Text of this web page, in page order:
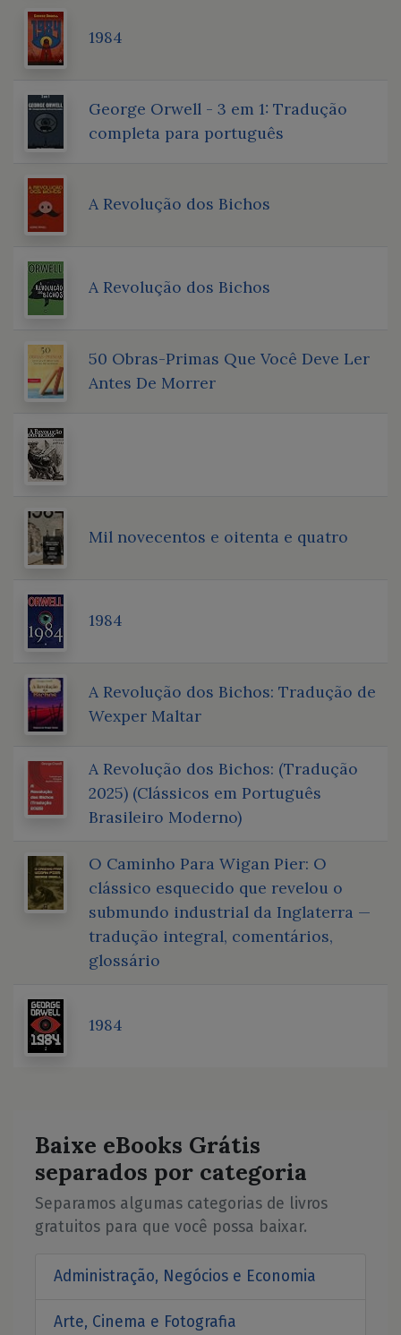
1984
George Orwell - 3 em 1: Tradução
completa para português
A Revolução dos Bichos
A Revolução dos Bichos
50 Obras-Primas Que Você Deve Ler
Antes De Morrer
Mil novecentos e oitenta e quatro
1984
A Revolução dos Bichos: Tradução de
Wexper Maltar
A Revolução dos Bichos: (Tradução
2025) (Clássicos em Português
Brasileiro Moderno)
O Caminho Para Wigan Pier: O
clássico esquecido que revelou o
submundo industrial da Inglaterra —
tradução integral, comentários,
glossário
1984
Baixe eBooks Grátis
separados por categoria
Separamos algumas categorias de livros
gratuitos para que você possa baixar.
Administração, Negócios e Economia
Arte, Cinema e Fotografia